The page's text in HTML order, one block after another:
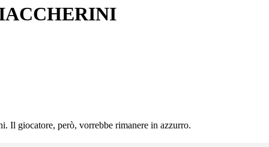
Il giocatore, però, vorrebbe rimanere in azzurro.